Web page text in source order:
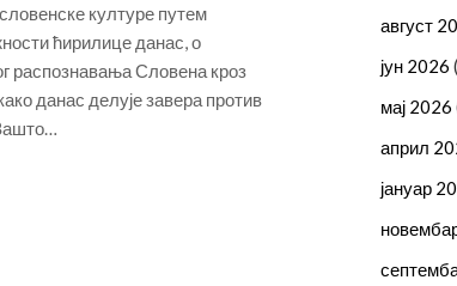
културе путем
ћирилице данас, о
распознавања Словена кроз
данас делује завера против
август
јун 2026
мај 2026
април
јануар